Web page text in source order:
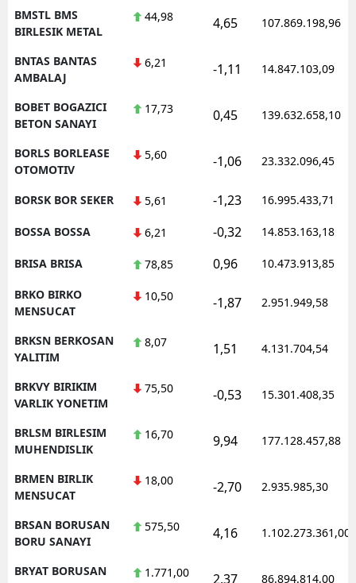
BMSTL BMS
BIRLESIK METAL
44,98 4,65 107.869.198,96
BNTAS BANTAS
AMBALAJ
6,21 -1,11 14.847.103,09
BOBET BOGAZICI
BETON SANAYI
17,73 0,45 139.632.658,10
BORLS BORLEASE
OTOMOTIV
5,60 -1,06 23.332.096,45
BORSK BOR SEKER 5,61 -1,23 16.995.433,71
BOSSA BOSSA 6,21 -0,32 14.853.163,18
BRISA BRISA 78,85 0,96 10.473.913,85
BRKO BIRKO
MENSUCAT
10,50 -1,87 2.951.949,58
BRKSN BERKOSAN
YALITIM
8,07 1,51 4.131.704,54
BRKVY BIRIKIM
VARLIK YONETIM
75,50 -0,53 15.301.408,35
BRLSM BIRLESIM
MUHENDISLIK
16,70 9,94 177.128.457,88
BRMEN BIRLIK
MENSUCAT
18,00 -2,70 2.935.985,30
BRSAN BORUSAN
BORU SANAYI
575,50 4,16 1.102.273.361,00
BRYAT BORUSAN
1.771,00 2,37 86.894.814,00